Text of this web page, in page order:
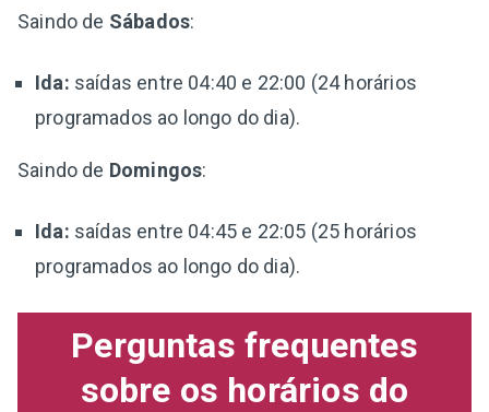
Saindo de Sábados:
Ida: saídas entre 04:40 e 22:00 (24 horários
programados ao longo do dia).
Saindo de Domingos:
Ida: saídas entre 04:45 e 22:05 (25 horários
programados ao longo do dia).
Perguntas frequentes
sobre os horários do